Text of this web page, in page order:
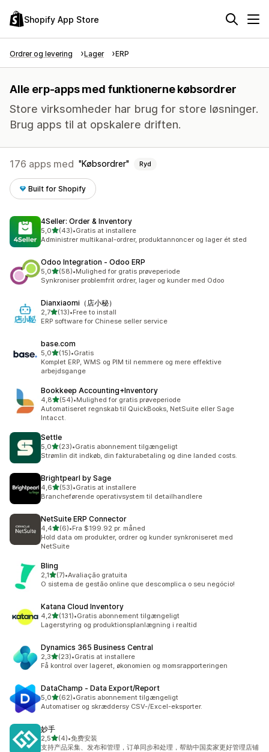
Shopify App Store
Ordrer og levering Lager ERP
Alle erp-apps med funktionerne købsordrer
Store virksomheder har brug for store løsninger.
Brug apps til at opskalere driften.
176 apps med Købsordrer Ryd
Built for Shopify
4Seller: Order & Inventory
5,0ud af 5 stjerner
(43)
43 anmeldelser i alt
•Gratis at installere
Administrer multikanal-ordrer, produktannoncer og lager ét sted
Odoo Integration ‑ Odoo ERP
5,0ud af 5 stjerner
(58)
58 anmeldelser i alt
•Mulighed for gratis prøveperiode
Synkroniser problemfrit ordrer, lager og kunder med Odoo
Dianxiaomi（店小秘）
2,7ud af 5 stjerner
(13)
13 anmeldelser i alt
•Free to install
ERP software for Chinese seller service
base.com
5,0ud af 5 stjerner
(15)
15 anmeldelser i alt
•Gratis
Komplet ERP, WMS og PIM til nemmere og mere effektive
arbejdsgange
Bookkeep Accounting+Inventory
4,8ud af 5 stjerner
(54)
54 anmeldelser i alt
•Mulighed for gratis prøveperiode
Automatiseret regnskab til QuickBooks, NetSuite eller Sage
Intacct.
Settle
5,0ud af 5 stjerner
(23)
23 anmeldelser i alt
•Gratis abonnement tilgængeligt
Strømlin dit indkøb, din fakturabetaling og dine landed costs.
Brightpearl by Sage
4,6ud af 5 stjerner
(53)
53 anmeldelser i alt
•Gratis at installere
Brancheførende operativsystem til detailhandlere
NetSuite ERP Connector
4,4ud af 5 stjerner
(6)
6 anmeldelser i alt
•Fra $199.92 pr. måned
Hold data om produkter, ordrer og kunder synkroniseret med
NetSuite
Bling
2,1ud af 5 stjerner
(7)
7 anmeldelser i alt
•Avaliação gratuita
O sistema de gestão online que descomplica o seu negócio!
Katana Cloud Inventory
4,2ud af 5 stjerner
(131)
131 anmeldelser i alt
•Gratis abonnement tilgængeligt
Lagerstyring og produktionsplanlægning i realtid
Dynamics 365 Business Central
2,3ud af 5 stjerner
(23)
23 anmeldelser i alt
•Gratis at installere
Få kontrol over lageret, økonomien og momsrapporteringen
DataChamp ‑ Data Export/Report
5,0ud af 5 stjerner
(62)
62 anmeldelser i alt
•Gratis abonnement tilgængeligt
Automatiser og skræddersy CSV-/Excel-eksporter.
妙手
2,5ud af 5 stjerner
(4)
4 anmeldelser i alt
•免费安装
支持产品采集、发布和管理，订单同步和处理，帮助中国卖家更好管理店铺